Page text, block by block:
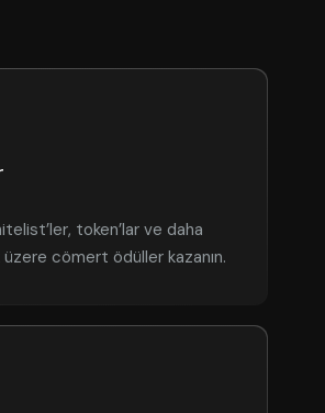
token’lar ve daha
üzere cömert ödüller kazanın.